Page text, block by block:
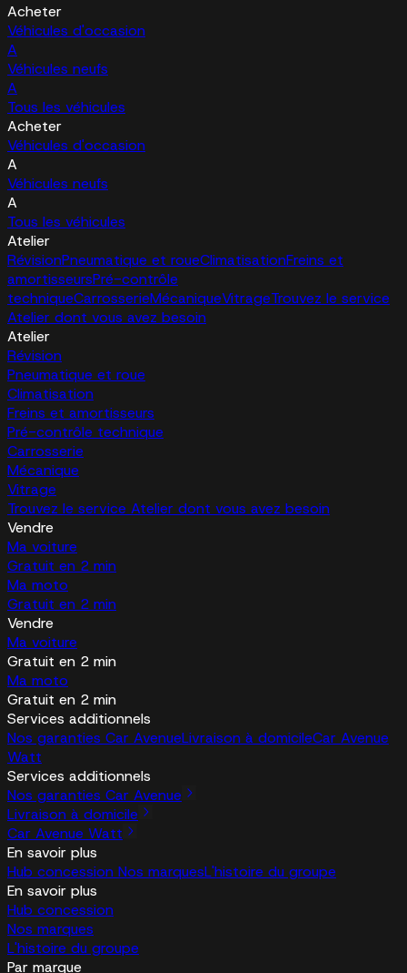
Acheter
Véhicules d'occasion
A
Véhicules neufs
A
Tous les véhicules
Acheter
Véhicules d'occasion
A
Véhicules neufs
A
Tous les véhicules
Atelier
RévisionPneumatique et roueClimatisationFreins et
amortisseursPré-contrôle
techniqueCarrosserieMécaniqueVitrageTrouvez le service
Atelier dont vous avez besoin
Atelier
Révision
Pneumatique et roue
Climatisation
Freins et amortisseurs
Pré-contrôle technique
Carrosserie
Mécanique
Vitrage
Trouvez le service Atelier dont vous avez besoin
Vendre
Ma voiture
Gratuit en 2 min
Ma moto
Gratuit en 2 min
Vendre
Ma voiture
Gratuit en 2 min
Ma moto
Gratuit en 2 min
Services additionnels
Nos garanties Car AvenueLivraison à domicileCar Avenue
Watt
Services additionnels
Nos garanties Car Avenue
Livraison à domicile
Car Avenue Watt
En savoir plus
Hub concession Nos marquesL'histoire du groupe
En savoir plus
Hub concession
Nos marques
L'histoire du groupe
Par marque